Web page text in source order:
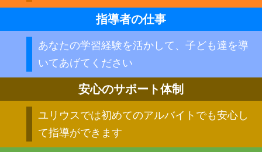
指導者の仕事
あなたの学習経験を活かして、子ども達を導
いてあげてください
安心のサポート体制
ユリウスでは初めてのアルバイトでも安心し
て指導ができます